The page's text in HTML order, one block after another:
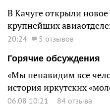
В Качуге открыли
крупнейших
20:24
5 отзывов
Горячие обсуждения
«Мы ненавидим все
история иркутских
06.08 10:21 84 отзыва